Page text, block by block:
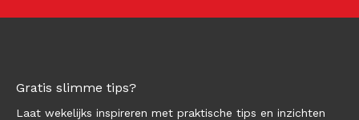
Gratis slimme tips?
Laat wekelijks inspireren met praktische tips en inzichten